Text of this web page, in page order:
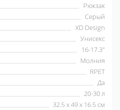
Рюкзак
Серый
XD Design
Унисекс
16-17.3"
Молния
RPET
Да
20-30 л
32.5 х 49 х 16.5 см